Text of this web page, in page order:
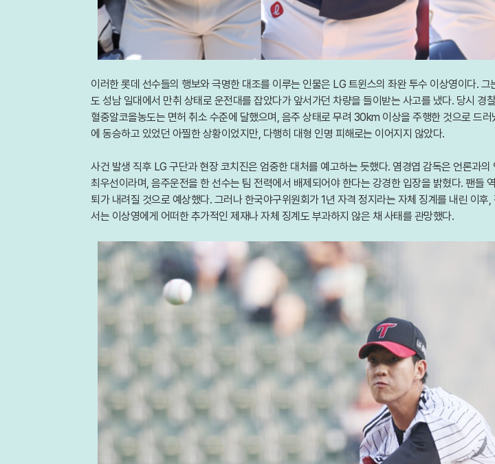
이러한 롯데 선수들의 행보와 극명한 대조를 이루는 인물은 LG 트윈스의 좌완 투수 이상영이다.
도 성남 일대에서 만취 상태로 운전대를 잡았다가 앞서가던 차량을 들이받는 사고를 냈다. 당시 경
혈중알코올농도는 면허 취소 수준에 달했으며, 음주 상태로 무려 30km 이상을 주행한 것으로 드
에 동승하고 있었던 아찔한 상황이었지만, 다행히 대형 인명 피해로는 이어지지 않았다.
사건 발생 직후 LG 구단과 현장 코치진은 엄중한 대처를 예고하는 듯했다. 염경엽 감독은 언론과의
최우선이라며, 음주운전을 한 선수는 팀 전력에서 배제되어야 한다는 강경한 입장을 밝혔다. 팬들
퇴가 내려질 것으로 예상했다. 그러나 한국야구위원회가 1년 자격 정지라는 자체 징계를 내린 이후,
서는 이상영에게 어떠한 추가적인 제재나 자체 징계도 부과하지 않은 채 사태를 관망했다.